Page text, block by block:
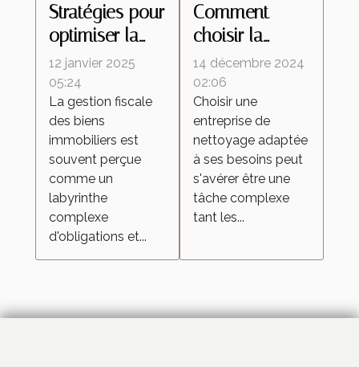
Stratégies pour
optimiser la
fiscalité de vos
biens
immobiliers
12 janvier 2025
05:24
La gestion fiscale
des biens
immobiliers est
souvent perçue
comme un
labyrinthe
complexe
d'obligations et...
Comment
choisir la
meilleure
entreprise de
nettoyage
pour vos
besoins
14 décembre 2024
02:06
Choisir une
entreprise de
nettoyage adaptée
à ses besoins peut
s'avérer être une
tâche complexe
tant les...